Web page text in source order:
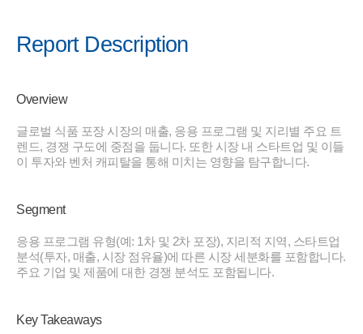
Report Description
Overview
글로벌 식품 포장 시장의 매출, 응용 프로그램 및 지리별 주요 트
렌드, 경쟁 구도에 중점을 둡니다. 또한 시장 내 스타트업 및 이들
이 투자와 벤처 캐피탈을 통해 미치는 영향을 탐구합니다.
Segment
응용 프로그램 유형(예: 1차 및 2차 포장), 지리적 지역, 스타트업
분석(투자, 매출, 시장 점유율)에 따른 시장 세분화를 포함합니다.
주요 기업 및 제품에 대한 경쟁 분석도 포함됩니다.
Key Takeaways